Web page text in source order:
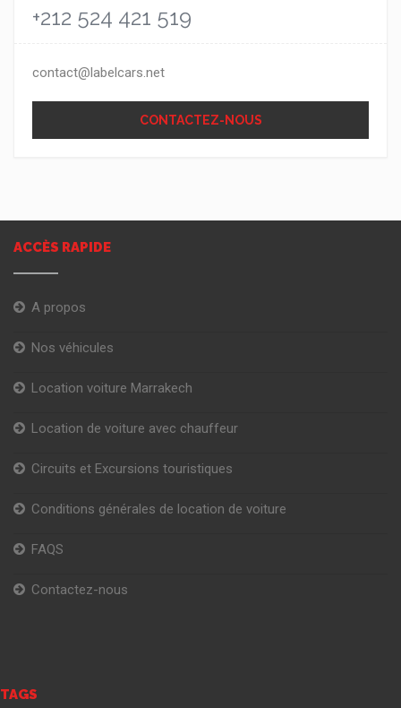
+212 524 421 519
contact@labelcars.net
CONTACTEZ-NOUS
ACCÈS RAPIDE
A propos
Nos véhicules
Location voiture Marrakech
Location de voiture avec chauffeur
Circuits et Excursions touristiques
Conditions générales de location de voiture
FAQS
Contactez-nous
TAGS